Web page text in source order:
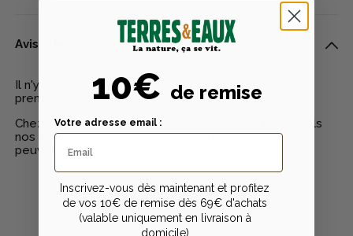
Avis clients
Il n'y a pas encore d'avis pour ce produit - Soyez le
premier à rédiger un avis
Chez Terres & Eaux, les avis sont 100% certifiés : seuls
nos clients ayant réellement acheté nos produits
peuvent laisser un avis
Publier un avis
10€ de remise
Votre adresse email :
Inscrivez-vous dès maintenant et profitez
de vos 10€ de remise dès 69€ d'achats
(valable uniquement en livraison à
domicile)